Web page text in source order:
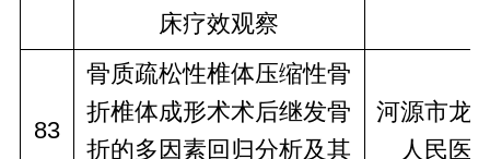
床疗效观察
83
骨质疏松性椎体压缩性骨
折椎体成形术术后继发骨
折的多因素回归分析及其
河源市龙
人民医